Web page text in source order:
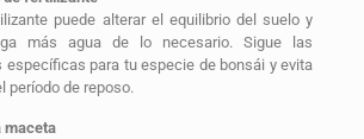
puede alterar el equilibrio del suelo y
más agua de lo necesario. Sigue las
específicas para tu especie de bonsái y evita
período de reposo.
maceta